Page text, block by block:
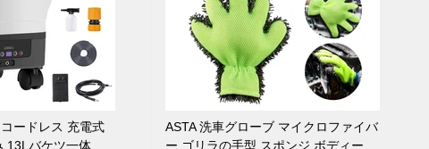
ードレス 充電式
バケツ一体型
ASTA 洗車グローブ マイクロファイバ
ー ゴリラの手型 スポンジ ボディー用